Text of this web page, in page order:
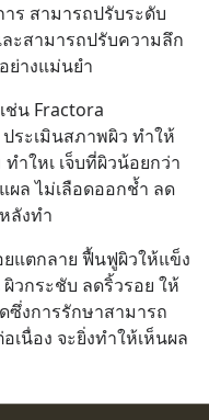
ร สามารถปรับระดับ
ะสามารถปรับความลึก
ย่างแม่นยำ
ช่น Fractora
ระเมินสภาพผิว ทำให้
ำใหเ เจ็บที่ผิวน้อยกว่า
ผล ไม่เลือดออกช้ำ ลด
ลังทำ
แตกลาย ฟื้นฟูผิวให้แข็ง
วกระชับ ลดริ้วรอย ให้
ซึ่งการรักษาสามารถ
นื่อง จะยิ่งทำให้เห็นผล